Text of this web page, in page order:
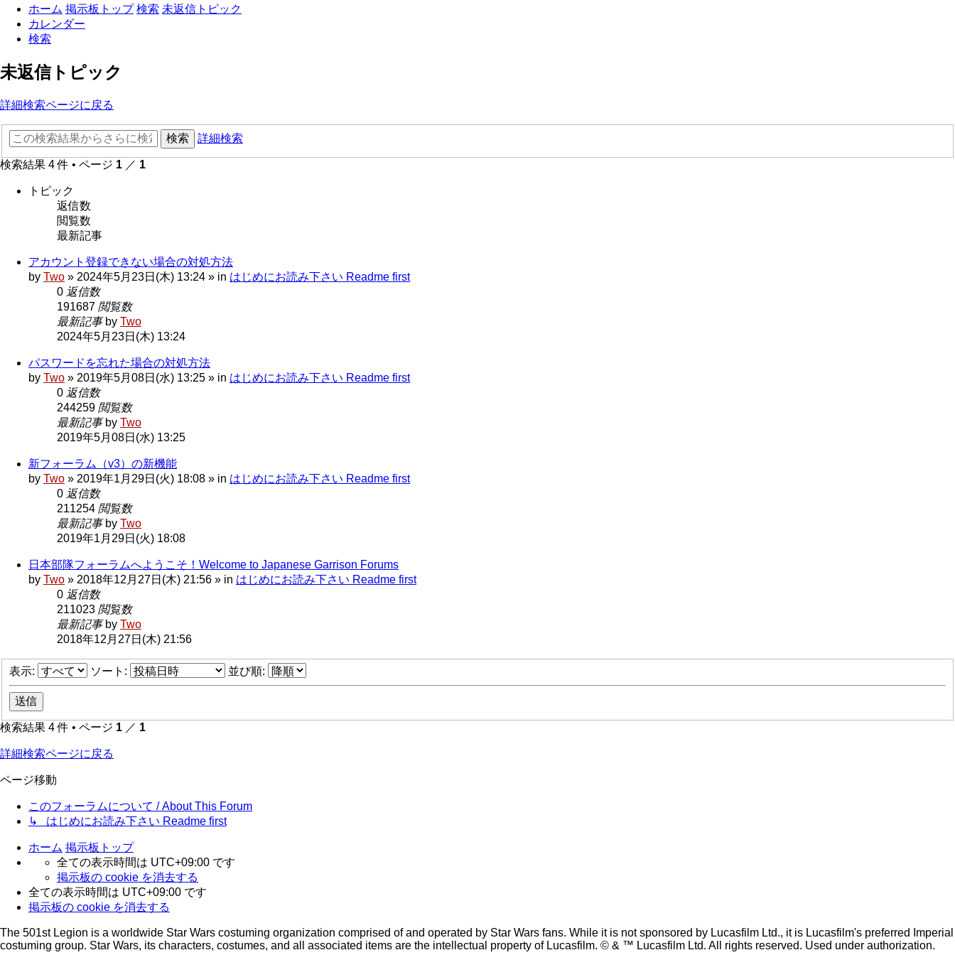
ホーム 掲示板トップ 検索 未返信トピック
カレンダー
検索
未返信トピック
詳細検索ページに戻る
検索 詳細検索
検索結果 4 件 • ページ 1 ／ 1
トピック
返信数
閲覧数
最新記事
アカウント登録できない場合の対処方法
by Two » 2024年5月23日(木) 13:24 » in はじめにお読み下さい Readme first
0 返信数
191687 閲覧数
最新記事 by Two
2024年5月23日(木) 13:24
パスワードを忘れた場合の対処方法
by Two » 2019年5月08日(水) 13:25 » in はじめにお読み下さい Readme first
0 返信数
244259 閲覧数
最新記事 by Two
2019年5月08日(水) 13:25
新フォーラム（v3）の新機能
by Two » 2019年1月29日(火) 18:08 » in はじめにお読み下さい Readme first
0 返信数
211254 閲覧数
最新記事 by Two
2019年1月29日(火) 18:08
日本部隊フォーラムへようこそ！Welcome to Japanese Garrison Forums
by Two » 2018年12月27日(木) 21:56 » in はじめにお読み下さい Readme first
0 返信数
211023 閲覧数
最新記事 by Two
2018年12月27日(木) 21:56
表示: ソート: 並び順:
検索結果 4 件 • ページ 1 ／ 1
詳細検索ページに戻る
ページ移動
このフォーラムについて / About This Forum
↳ はじめにお読み下さい Readme first
ホーム 掲示板トップ
全ての表示時間は UTC+09:00 です
掲示板の cookie を消去する
全ての表示時間は UTC+09:00 です
掲示板の cookie を消去する
The 501st Legion is a worldwide Star Wars costuming organization comprised of and operated by Star Wars fans. While it is not sponsored by Lucasfilm Ltd., it is Lucasfilm's preferred Imperial
costuming group. Star Wars, its characters, costumes, and all associated items are the intellectual property of Lucasfilm. © & ™ Lucasfilm Ltd. All rights reserved. Used under authorization.